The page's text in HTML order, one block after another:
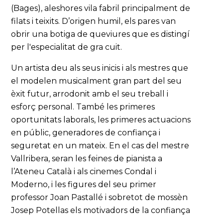
(Bages), aleshores vila fabril principalment de
filats i teixits. D’origen humil, els pares van
obrir una botiga de queviures que es distingí
per l'especialitat de gra cuit.
Un artista deu als seus inicis i als mestres que
el modelen musicalment gran part del seu
èxit futur, arrodonit amb el seu treball i
esforç personal. També les primeres
oportunitats laborals, les primeres actuacions
en públic, generadores de confiança i
seguretat en un mateix. En el cas del mestre
Vallribera, seran les feines de pianista a
l’Ateneu Català i als cinemes Condal i
Moderno, i les figures del seu primer
professor Joan Pastallé i sobretot de mossèn
Josep Potellas els motivadors de la confiança